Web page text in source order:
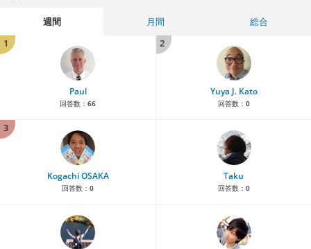
週間 月間
総合
1
Paul
回答数： 66
2
Yuya J. Kato
回答数： 0
3
Kogachi OSAKA
回答数： 0
Taku
回答数： 0